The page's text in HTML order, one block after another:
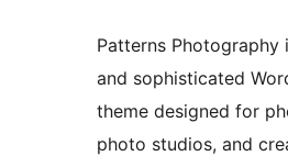
Patterns Photography
and sophisticated
theme designed for
photo studios, and